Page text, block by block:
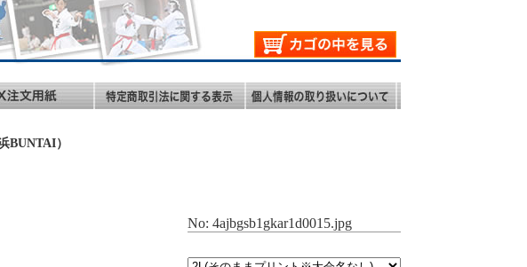
BUNTAI）
No: 4ajbgsb1gkar1d0015.jpg